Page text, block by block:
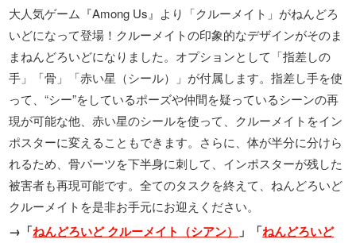
大人気ゲーム『Among Us』より「クルーメイト」がねんどろ
いどになって登場！クルーメイトの印象的なデザインがそのま
まねんどろいどになりました。オプションとして「指差しの
手」「骨」「赤い星（シール）」が付属します。指差し手を使
って、“シー”をしているポーズや仲間を疑っているシーンの再
現が可能な他、赤い星のシールを使って、クルーメイトをイン
ポスターに変えることもできます。さらに、体が半分に分けら
れるため、骨パーツを下半身に刺して、インポスターが残した
被害者も再現可能です。全てのタスクを終えて、ねんどろいど
クルーメイトを是非お手元にお迎えください。
→「ねんどろいど クルーメイト（シアン） 」「ねんどろいど